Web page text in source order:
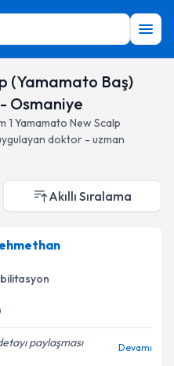
(Yamamato Baş)
Osmaniye
1 Yamamato New Scalp
doktor - uzman
Akıllı Sıralama
paylaşması
Devamı